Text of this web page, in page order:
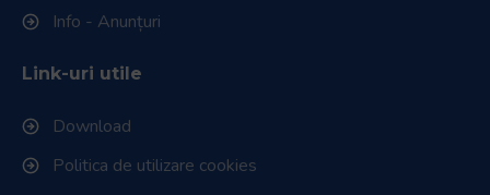
Info - Anunțuri
Link-uri utile
Download
Politica de utilizare cookies